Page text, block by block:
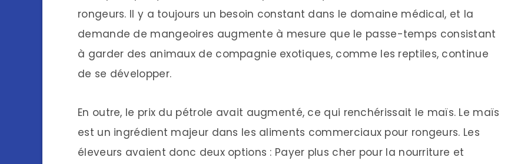
rongeurs. Il y a toujours un besoin constant dans le domaine médical, et la
demande de mangeoires augmente à mesure que le passe-temps consistant
à garder des animaux de compagnie exotiques, comme les reptiles, continue
de se développer.
En outre, le prix du pétrole avait augmenté, ce qui renchérissait le maïs. Le maïs
est un ingrédient majeur dans les aliments commerciaux pour rongeurs. Les
éleveurs avaient donc deux options : Payer plus cher pour la nourriture et